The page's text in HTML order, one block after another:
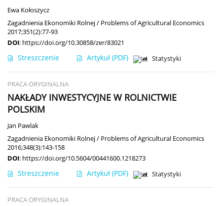
Ewa Kołoszycz
Zagadnienia Ekonomiki Rolnej / Problems of Agricultural Economics
2017;351(2):77-93
DOI: https://doi.org/10.30858/zer/83021
Streszczenie Artykuł (PDF) Statystyki
PRACA ORYGINALNA
NAKŁADY INWESTYCYJNE W ROLNICTWIE
POLSKIM
Jan Pawlak
Zagadnienia Ekonomiki Rolnej / Problems of Agricultural Economics
2016;348(3):143-158
DOI: https://doi.org/10.5604/00441600.1218273
Streszczenie Artykuł (PDF) Statystyki
PRACA ORYGINALNA